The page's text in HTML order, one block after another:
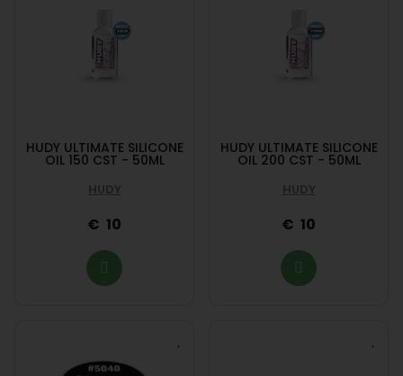
HUDY ULTIMATE SILICONE
OIL 150 CST - 50ML
HUDY
10
HUDY ULTIMATE SILICONE
OIL 200 CST - 50ML
HUDY
10